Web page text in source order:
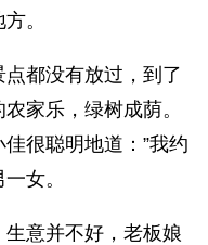
。
都没有放过，到了
家乐，绿树成荫。
很聪明地道：”我约
女。
意并不好，老板娘